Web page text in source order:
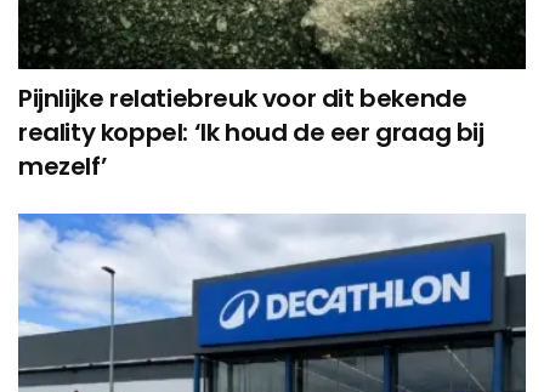
Pijnlijke relatiebreuk voor dit bekende
reality koppel: ‘Ik houd de eer graag bij
mezelf’